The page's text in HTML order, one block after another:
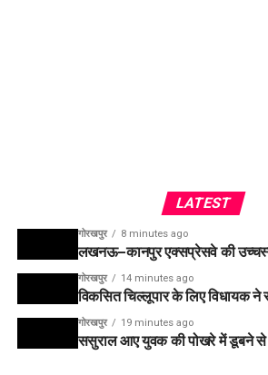
LATEST
गोरखपुर 8 minutes ago
लखनऊ–कानपुर एक्सप्रेसवे की
गोरखपुर 14 minutes ago
विकसित चिल्लूपार के लिए विधायक ने
गोरखपुर 19 minutes ago
ससुराल आए युवक की पोखरे में डूबने से